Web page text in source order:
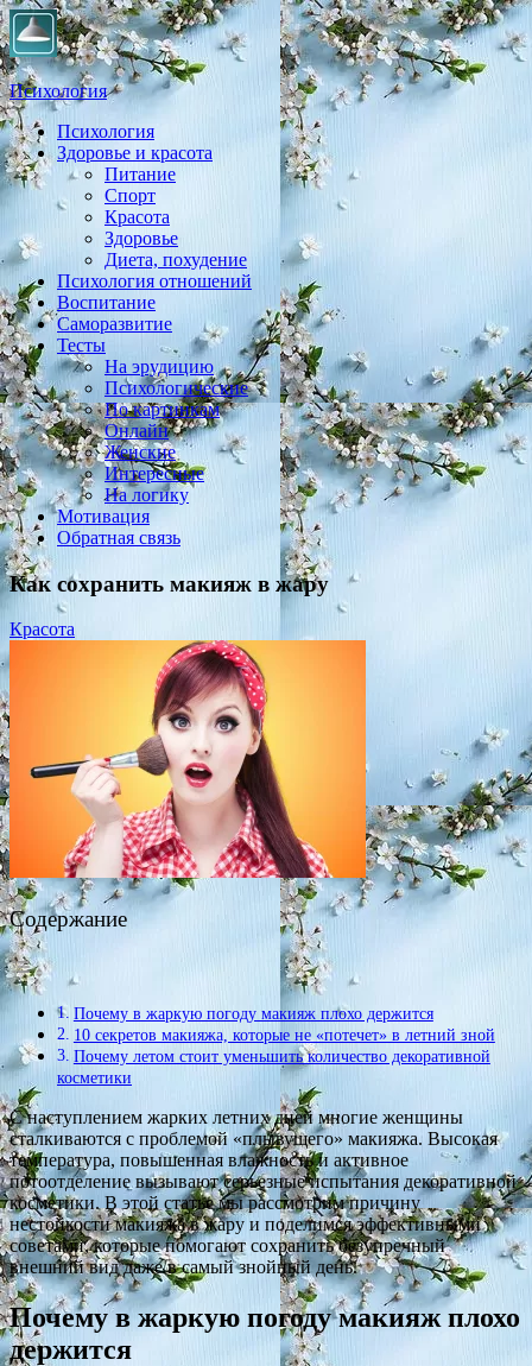
Психология
Практическая психология, личностный рост, экология,
здоровье, воспитание,
Психология
Здоровье и красота
Питание
Спорт
Красота
Здоровье
Диета, похудение
Психология отношений
Воспитание
Саморазвитие
Тесты
На эрудицию
Психологические
По картинкам
Онлайн
Женские
Интересные
На логику
Мотивация
Обратная связь
Как сохранить макияж в жару
Красота
Содержание
Почему в жаркую погоду макияж плохо держится
10 секретов макияжа, которые не «потечет» в летний зной
Почему летом стоит уменьшить количество декоративной
косметики
С наступлением жарких летних дней многие женщины
сталкиваются с проблемой «плывущего» макияжа. Высокая
температура, повышенная влажность и активное
потоотделение вызывают серьезные испытания декоративной
косметики. В этой статье мы рассмотрим причину
нестойкости макияжа в жару и поделимся эффективными
советами, которые помогают сохранить безупречный
внешний вид даже в самый знойный день.
Почему в жаркую погоду макияж плохо
держится